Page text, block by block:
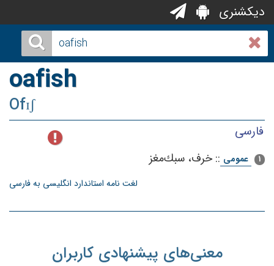
دیکشنری
oafish
Ofɪʃ
فارسی
1 عمومی ::خرف‌، سبك‌مغز
لغت نامه استاندارد انگلیسی به فارسی
معنی‌های پیشنهادی کاربران